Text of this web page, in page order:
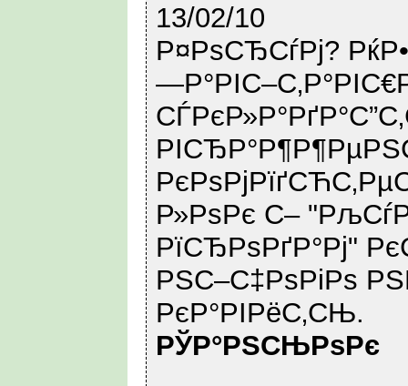
13/02/10
Р¤РѕСЂСѓРј?
Р»РѕРє С–
РїСЂРѕРґР°Рј"
РЅС–С‡РѕРіРѕ
РєР°РІРёС‚СЊ.
РЎР°РЅСЊРѕРє